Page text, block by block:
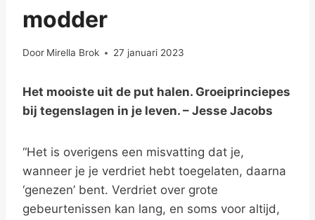
modder
Door Mirella Brok 27 januari 2023
Het mooiste uit de put halen. Groeiprinciepes
bij tegenslagen in je leven. – Jesse Jacobs
“Het is overigens een misvatting dat je,
wanneer je je verdriet hebt toegelaten, daarna
‘genezen’ bent. Verdriet over grote
gebeurtenissen kan lang, en soms voor altijd,